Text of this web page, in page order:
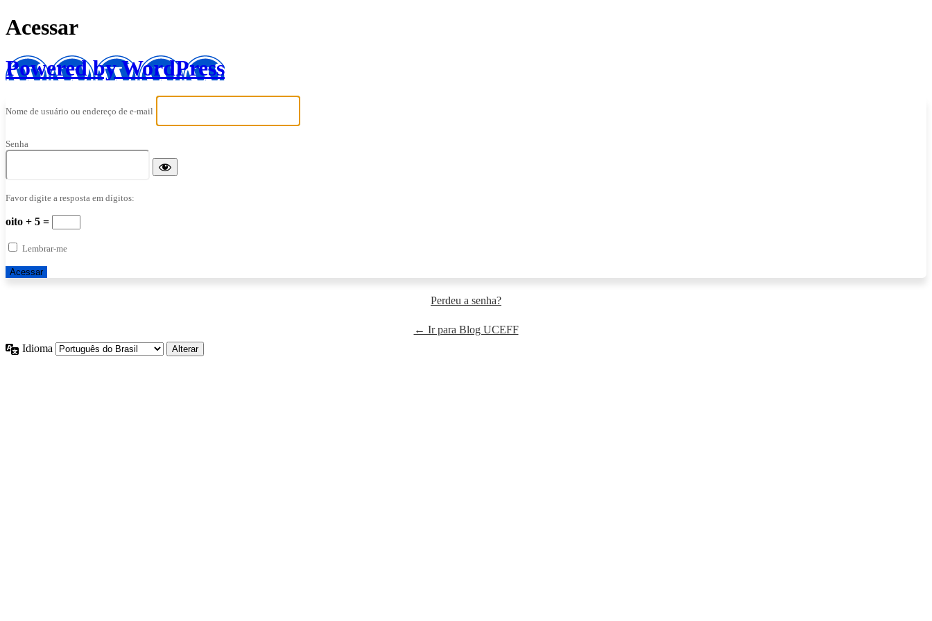
Acessar
Powered by WordPress
Nome de usuário ou endereço de e-mail
Senha
Favor digite a resposta em dígitos:
oito + 5 =
Lembrar-me
Perdeu a senha?
← Ir para Blog UCEFF
Idioma